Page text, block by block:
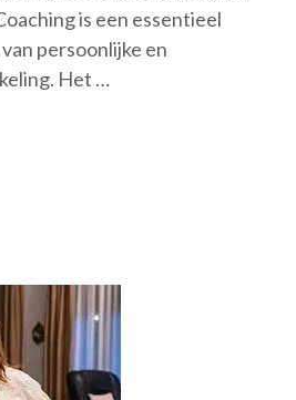
is een essentieel
persoonlijke en
Het …